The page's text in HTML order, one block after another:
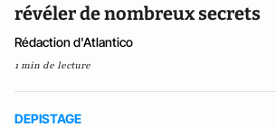
révéler de nombreux secrets
Rédaction d'Atlantico
1 min de lecture
DEPISTAGE